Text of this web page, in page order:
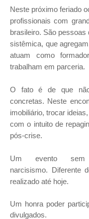
Neste próximo feriado
profissionais com
brasileiro. São
sistêmica, que
atuam como
trabalham em parceria.
O fato é de que
concretas. Neste
imobiliário, trocar
com o intuito de
pós-crise.
Um evento sem
narcisismo. Diferente
realizado até hoje.
Um honra poder
divulgados.